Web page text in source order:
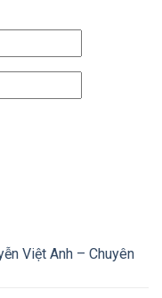
Việt Anh – Chuyên